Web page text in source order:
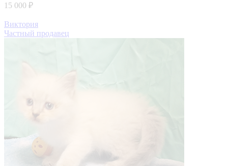
15 000 ₽
Виктория
Частный продавец